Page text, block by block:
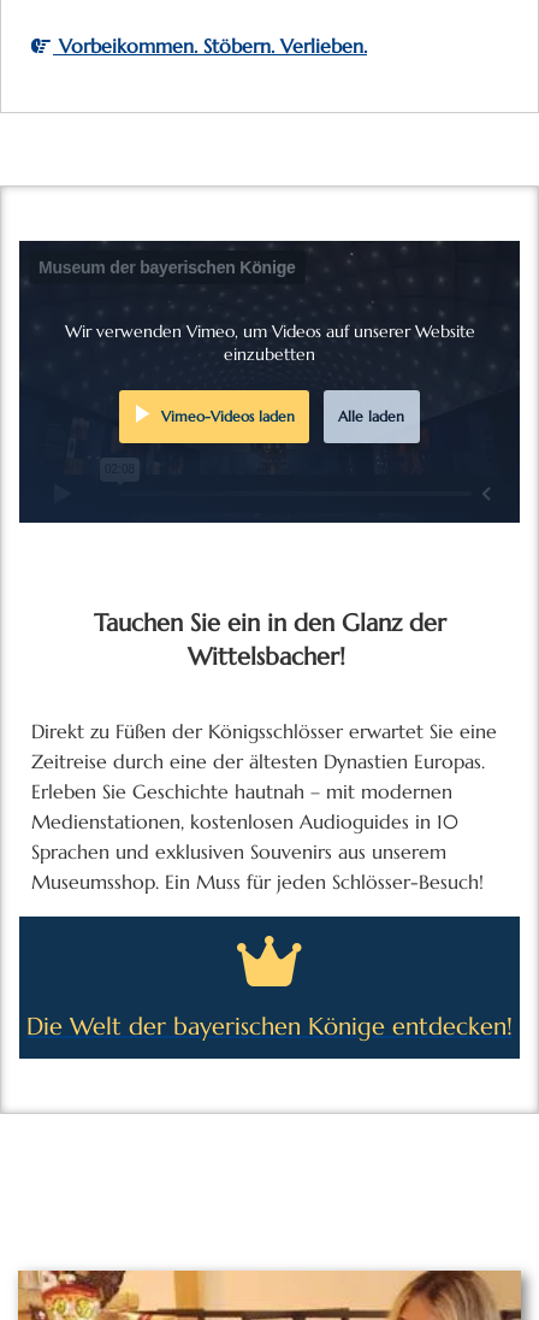
Vorbeikommen. Stöbern. Verlieben.
Wir verwenden Vimeo, um Videos auf unserer Website
einzubetten
Vimeo-Videos laden Alle laden
Tauchen Sie ein in den Glanz der
Wittelsbacher!
Direkt zu Füßen der Königsschlösser erwartet Sie eine
Zeitreise durch eine der ältesten Dynastien Europas.
Erleben Sie Geschichte hautnah – mit modernen
Medienstationen, kostenlosen Audioguides in 10
Sprachen und exklusiven Souvenirs aus unserem
Museumsshop. Ein Muss für jeden Schlösser-Besuch!
Die Welt der bayerischen Könige entdecken!